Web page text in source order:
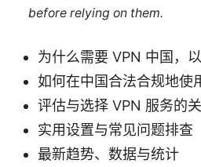
before relying on them.
为什么需要 VPN 中国，
如何在中国合法合规地使
评估与选择 VPN 服务的
实用设置与常见问题排查
最新趋势、数据与统计